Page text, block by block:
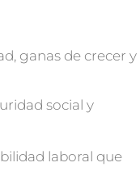
ganas de crecer y
social y
laboral que